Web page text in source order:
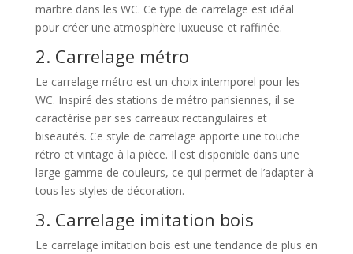
marbre dans les WC. Ce type de carrelage est idéal
pour créer une atmosphère luxueuse et raffinée.
2. Carrelage métro
Le carrelage métro est un choix intemporel pour les
WC. Inspiré des stations de métro parisiennes, il se
caractérise par ses carreaux rectangulaires et
biseautés. Ce style de carrelage apporte une touche
rétro et vintage à la pièce. Il est disponible dans une
large gamme de couleurs, ce qui permet de l’adapter à
tous les styles de décoration.
3. Carrelage imitation bois
Le carrelage imitation bois est une tendance de plus en